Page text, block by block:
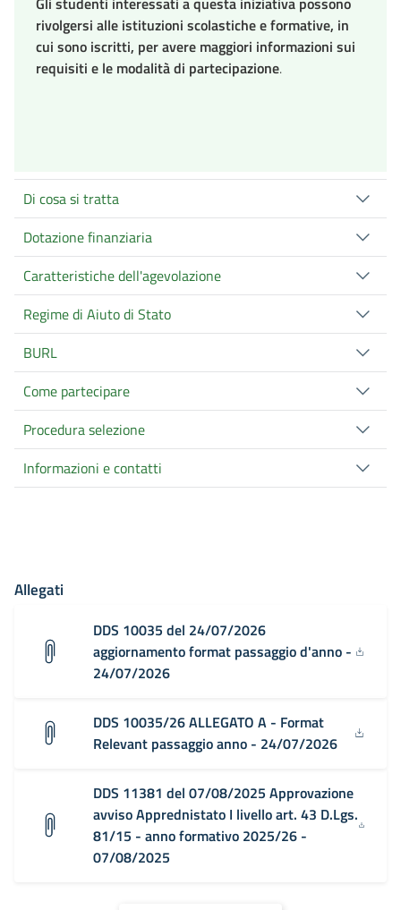
rivolgersi alle istituzioni scolastiche e formative, in
cui sono iscritti, per avere maggiori informazioni sui
requisiti e le modalità di partecipazione.
Di cosa si tratta
Dotazione finanziaria
Caratteristiche dell'agevolazione
Regime di Aiuto di Stato
BURL
Come partecipare
Procedura selezione
Informazioni e contatti
Allegati
DDS 10035 del 24/07/2026
aggiornamento format passaggio d'anno -
24/07/2026
DDS 10035/26 ALLEGATO A - Format
Relevant passaggio anno - 24/07/2026
DDS 11381 del 07/08/2025 Approvazione
avviso Apprednistato I livello art. 43 D.Lgs.
81/15 - anno formativo 2025/26 -
07/08/2025